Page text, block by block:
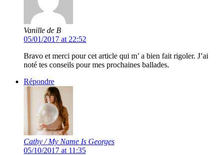
Vanille de B
05/01/2017 at 22:52
Bravo et merci pour cet article qui m’ a bien fait rigoler. J’ai
noté tes conseils pour mes prochaines ballades.
Répondre
Cathy / My Name Is Georges
05/10/2017 at 11:35